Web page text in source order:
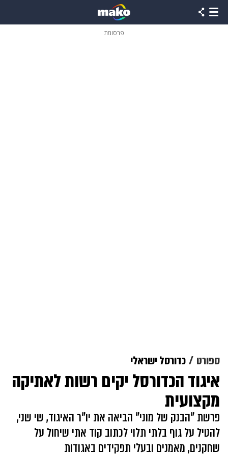
פרסומת
ספורט כדורסל ישראלי
איגוד הכדורסל יקים רשות לאתיקה
מקצועית
פרשת "הבנק של מוני" הביאה את יו"ר האיגוד, שי שני,
להטיל על גוף בלתי תלוי לכתוב קוד אתי שיחול על
שחקנים, מאמנים ובעלי תפקידים באגודות